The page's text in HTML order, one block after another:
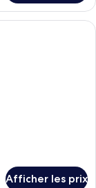
1 très grand lit,
Afficher les prix